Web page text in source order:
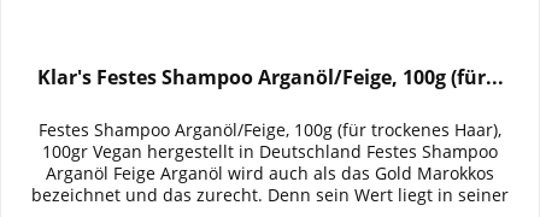
Klar's Festes Shampoo Arganöl/Feige, 100g (für...
Festes Shampoo Arganöl/Feige, 100g (für trockenes Haar),
100gr Vegan hergestellt in Deutschland Festes Shampoo
Arganöl Feige Arganöl wird auch als das Gold Marokkos
bezeichnet und das zurecht. Denn sein Wert liegt in seiner